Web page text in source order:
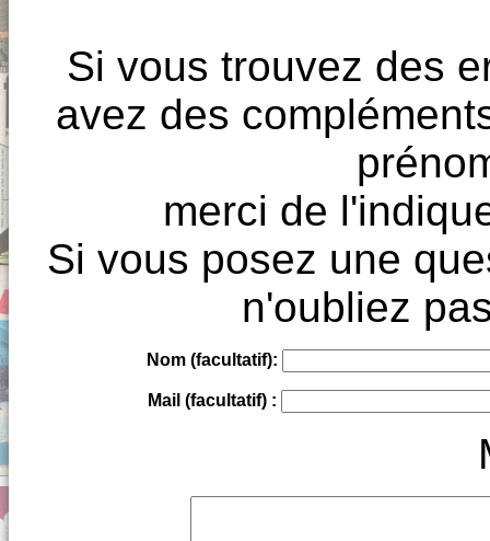
Si vous trouvez des
avez des
merci de
Si vous posez une
n'oubliez
Nom (facultatif):
Mail (facultatif) :